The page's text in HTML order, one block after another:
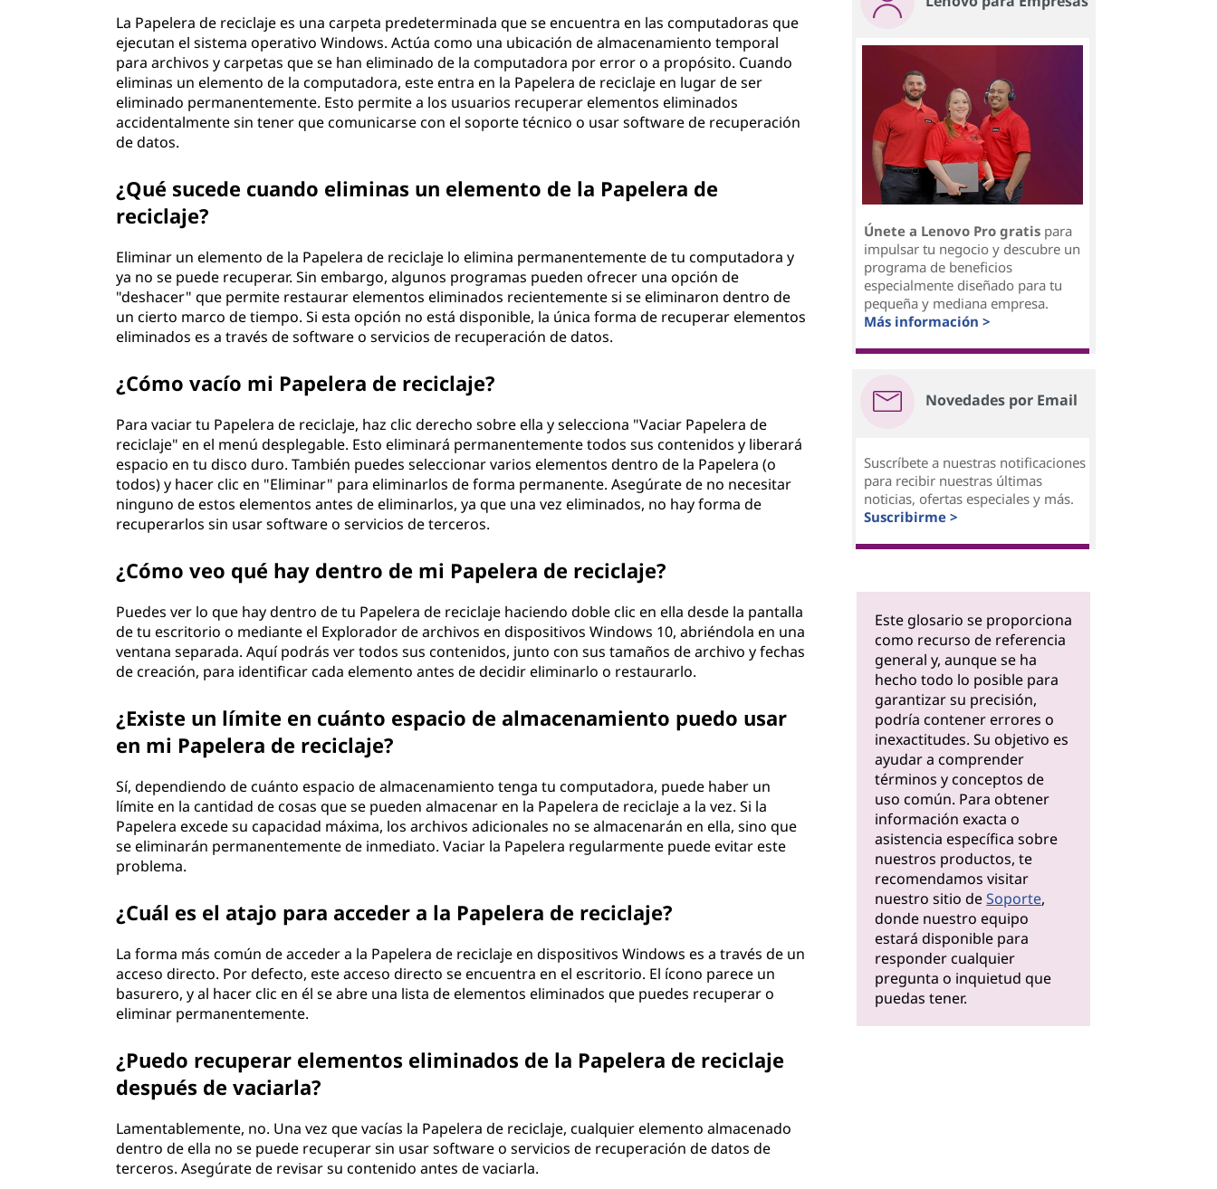
La Papelera de reciclaje es una carpeta predeterminada que se encuentra en las computadoras que
ejecutan el sistema operativo Windows. Actúa como una ubicación de almacenamiento temporal
para archivos y carpetas que se han eliminado de la computadora por error o a propósito. Cuando
eliminas un elemento de la computadora, este entra en la Papelera de reciclaje en lugar de ser
eliminado permanentemente. Esto permite a los usuarios recuperar elementos eliminados
accidentalmente sin tener que comunicarse con el soporte técnico o usar software de recuperación
de datos.
¿Qué sucede cuando eliminas un elemento de la Papelera de
reciclaje?
Eliminar un elemento de la Papelera de reciclaje lo elimina permanentemente de tu computadora y
ya no se puede recuperar. Sin embargo, algunos programas pueden ofrecer una opción de
"deshacer" que permite restaurar elementos eliminados recientemente si se eliminaron dentro de
un cierto marco de tiempo. Si esta opción no está disponible, la única forma de recuperar elementos
eliminados es a través de software o servicios de recuperación de datos.
¿Cómo vacío mi Papelera de reciclaje?
Para vaciar tu Papelera de reciclaje, haz clic derecho sobre ella y selecciona "Vaciar Papelera de
reciclaje" en el menú desplegable. Esto eliminará permanentemente todos sus contenidos y liberará
espacio en tu disco duro. También puedes seleccionar varios elementos dentro de la Papelera (o
todos) y hacer clic en "Eliminar" para eliminarlos de forma permanente. Asegúrate de no necesitar
ninguno de estos elementos antes de eliminarlos, ya que una vez eliminados, no hay forma de
recuperarlos sin usar software o servicios de terceros.
¿Cómo veo qué hay dentro de mi Papelera de reciclaje?
Puedes ver lo que hay dentro de tu Papelera de reciclaje haciendo doble clic en ella desde la pantalla
de tu escritorio o mediante el Explorador de archivos en dispositivos Windows 10, abriéndola en una
ventana separada. Aquí podrás ver todos sus contenidos, junto con sus tamaños de archivo y fechas
de creación, para identificar cada elemento antes de decidir eliminarlo o restaurarlo.
¿Existe un límite en cuánto espacio de almacenamiento puedo usar
en mi Papelera de reciclaje?
Sí, dependiendo de cuánto espacio de almacenamiento tenga tu computadora, puede haber un
límite en la cantidad de cosas que se pueden almacenar en la Papelera de reciclaje a la vez. Si la
Papelera excede su capacidad máxima, los archivos adicionales no se almacenarán en ella, sino que
se eliminarán permanentemente de inmediato. Vaciar la Papelera regularmente puede evitar este
problema.
¿Cuál es el atajo para acceder a la Papelera de reciclaje?
La forma más común de acceder a la Papelera de reciclaje en dispositivos Windows es a través de un
acceso directo. Por defecto, este acceso directo se encuentra en el escritorio. El ícono parece un
basurero, y al hacer clic en él se abre una lista de elementos eliminados que puedes recuperar o
eliminar permanentemente.
¿Puedo recuperar elementos eliminados de la Papelera de reciclaje
después de vaciarla?
Lamentablemente, no. Una vez que vacías la Papelera de reciclaje, cualquier elemento almacenado
dentro de ella no se puede recuperar sin usar software o servicios de recuperación de datos de
terceros. Asegúrate de revisar su contenido antes de vaciarla.
Únete a Lenovo Pro gratispara
impulsar tu negocio y descubre un
programa de beneficios
especialmente diseñado para tu
pequeña y mediana empresa.
Más información >
Novedades por Email
Suscríbete a nuestras notificaciones
para recibir nuestras últimas
noticias, ofertas especiales y más.
Suscribirme >
Este glosario se proporciona
como recurso de referencia
general y, aunque se ha
hecho todo lo posible para
garantizar su precisión,
podría contener errores o
inexactitudes. Su objetivo es
ayudar a comprender
términos y conceptos de
uso común. Para obtener
información exacta o
asistencia específica sobre
nuestros productos, te
recomendamos visitar
nuestro sitio deSoporte,
donde nuestro equipo
estará disponible para
responder cualquier
pregunta o inquietud que
puedas tener.